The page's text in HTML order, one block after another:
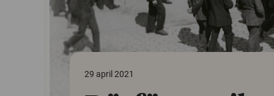
29 april 2021